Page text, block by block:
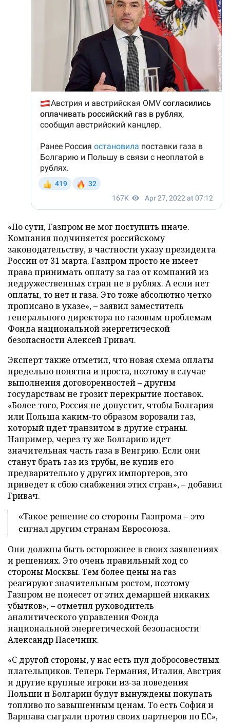
«По сути, Газпром не мог поступить иначе.
Компания подчиняется российскому
законодательству, в частности указу президента
России от 31 марта. Газпром просто не имеет
права принимать оплату за газ от компаний из
недружественных стран не в рублях. А если нет
оплаты, то нет и газа. Это тоже абсолютно четко
прописано в указе», – заявил заместитель
генерального директора по газовым проблемам
Фонда национальной энергетической
безопасности Алексей Гривач.
Эксперт также отметил, что новая схема оплаты
предельно понятна и проста, поэтому в случае
выполнения договоренностей – другим
государствам не грозит перекрытие поставок.
«Более того, Россия не допустит, чтобы Болгария
или Польша каким-то образом воровали газ,
который идет транзитом в другие страны.
Например, через ту же Болгарию идет
значительная часть газа в Венгрию. Если они
станут брать газ из трубы, не купив его
предварительно у других импортеров, это
приведет к сбою снабжения этих стран», – добавил
Гривач.
«Такое решение со стороны Газпрома – это
сигнал другим странам Евросоюза.
Они должны быть осторожнее в своих заявлениях
и решениях. Это очень правильный ход со
стороны Москвы. Тем более цены на газ
реагируют значительным ростом, поэтому
Газпром не понесет от этих демаршей никаких
убытков», – отметил руководитель
аналитического управления Фонда
национальной энергетической безопасности
Александр Пасечник.
«С другой стороны, у нас есть пул добросовестных
плательщиков. Теперь Германия, Италия, Австрия
и другие крупные игроки из-за поведения
Польши и Болгарии будут вынуждены покупать
топливо по завышенным ценам. То есть София и
Варшава сыграли против своих партнеров по ЕС»,